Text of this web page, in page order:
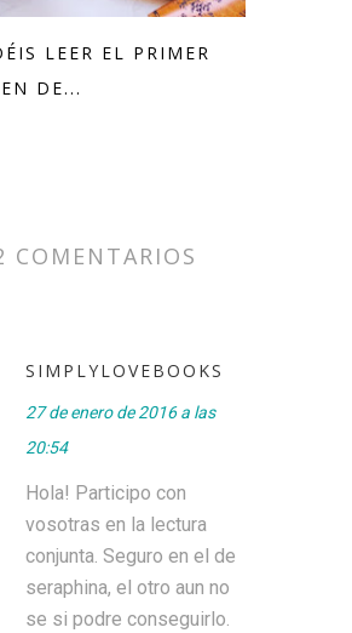
LEER EL PRIMER
DE...
COMENTARIOS
SIMPLYLOVEBOOKS
27 de enero de 2016 a las
20:54
Hola! Participo con
vosotras en la lectura
conjunta. Seguro en el de
seraphina, el otro aun no
se si podre conseguirlo.